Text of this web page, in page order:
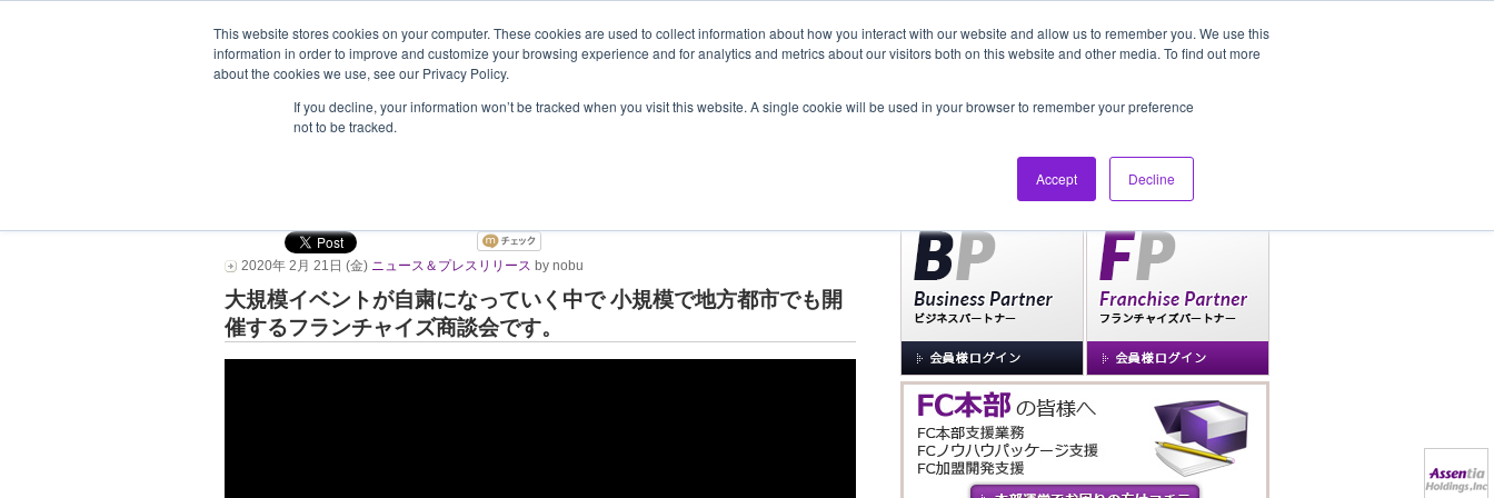
This website stores cookies on your computer. These cookies are used to collect information about how you interact with our website and allow us to remember you. We use this
information in order to improve and customize your browsing experience and for analytics and metrics about our visitors both on this website and other media. To find out more
about the cookies we use, see our Privacy Policy.
If you decline, your information won’t be tracked when you visit this website. A single cookie will be used in your browser to remember your preference
not to be tracked.
Accept Decline
企業情報 支援企業一覧 事業内容 New Project お問合せ セミナー＆イベント 社長ブログ FAQ
2020年 2月 21日 (金) ニュース＆プレスリリース by nobu
大規模イベントが自粛になっていく中で 小規模で地方都市でも開
催するフランチャイズ商談会です。